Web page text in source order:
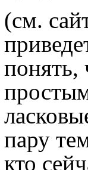
(см.
понять,
пару
кто